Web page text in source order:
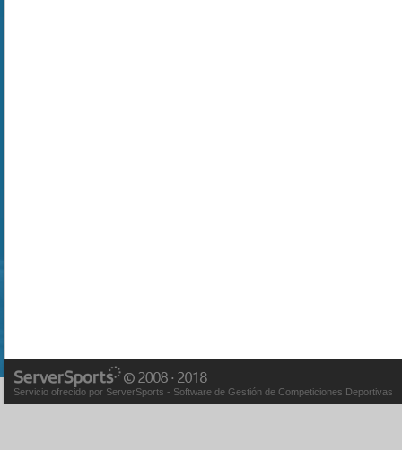
Servicio ofrecido por ServerSports - Software de Gestión de Competiciones Deportivas